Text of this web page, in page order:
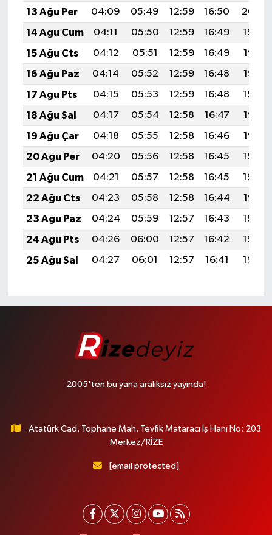
13 Ağu Per
04:09 05:49 12:59 16:50
20:00
14 Ağu Cum
04:11 05:50 12:59 16:49
19:59
15 Ağu Cts
04:12 05:51 12:59 16:49
19:57
16 Ağu Paz
04:14 05:52 12:59 16:48
19:56
17 Ağu Pts
04:15 05:53 12:59 16:48
19:54
18 Ağu Sal
04:17 05:54 12:58 16:47
19:53
19 Ağu Çar
04:18 05:55 12:58 16:46
19:52
20 Ağu Per
04:20 05:56 12:58 16:45
19:50
21 Ağu Cum
04:21 05:57 12:58 16:45
19:49
22 Ağu Cts
04:23 05:58 12:58 16:44
19:47
23 Ağu Paz
04:24 05:59 12:57 16:43
19:46
24 Ağu Pts
04:26 06:00 12:57 16:42
19:44
25 Ağu Sal
04:27 06:01 12:57 16:41 19:42
2005'ten bu yana aralıksız yayında!
Atatürk Cad. Tophane Mah. Tevfik Mataracı İş Hanı No: 203
Merkez/RİZE
[email protected]